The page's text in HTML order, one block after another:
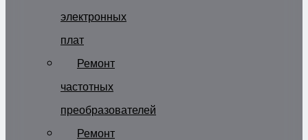
электронных
плат
Ремонт
частотных
преобразователей
Ремонт